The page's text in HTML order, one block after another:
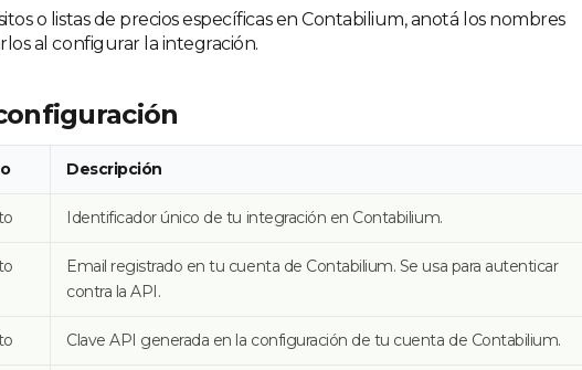
o listas de precios específicas en Contabilium, anotá los nombres
al configurar la integración.
Descripción
Identificador único de tu integración en Contabilium.
Email registrado en tu cuenta de Contabilium. Se usa para autenticar
contra la API.
Clave API generada en la configuración de tu cuenta de Contabilium.